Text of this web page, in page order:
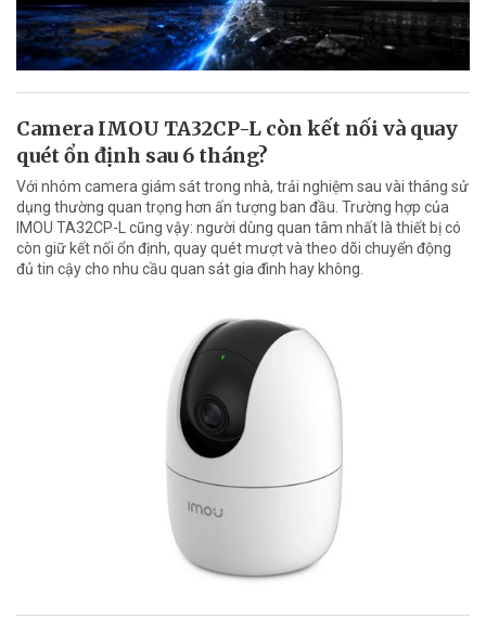
Camera IMOU TA32CP-L còn kết nối và quay
quét ổn định sau 6 tháng?
Với nhóm camera giám sát trong nhà, trải nghiệm sau vài tháng sử
dụng thường quan trọng hơn ấn tượng ban đầu. Trường hợp của
IMOU TA32CP-L cũng vậy: người dùng quan tâm nhất là thiết bị có
còn giữ kết nối ổn định, quay quét mượt và theo dõi chuyển động
đủ tin cậy cho nhu cầu quan sát gia đình hay không.